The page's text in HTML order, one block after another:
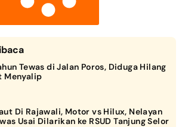
Tewas di Jalan Poros, Diduga Hilang
Menyalip
Di Rajawali, Motor vs Hilux, Nelayan
Usai Dilarikan ke RSUD Tanjung Selor